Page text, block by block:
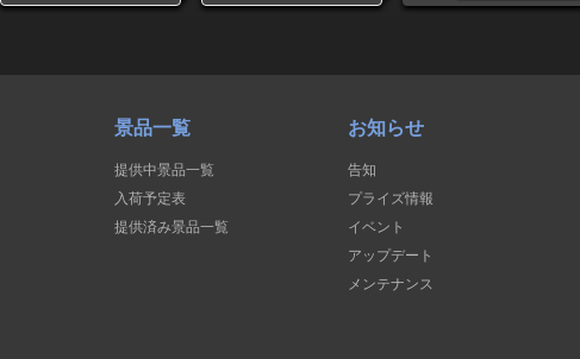
景品一覧
提供中景品一覧
入荷予定表
提供済み景品一覧
お知らせ
告知
プライズ情報
イベント
アップデート
メンテナンス